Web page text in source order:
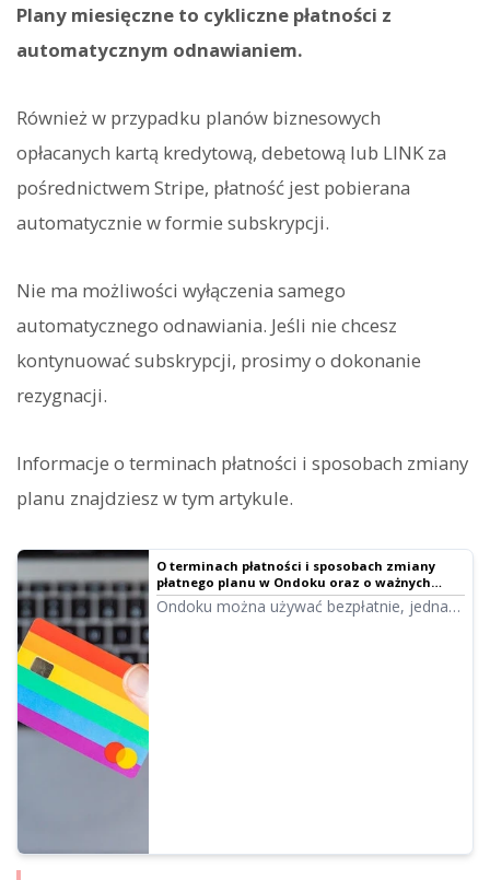
Plany miesięczne to cykliczne płatności z
automatycznym odnawianiem.
Również w przypadku planów biznesowych
opłacanych kartą kredytową, debetową lub LINK za
pośrednictwem Stripe, płatność jest pobierana
automatycznie w formie subskrypcji.
Nie ma możliwości wyłączenia samego
automatycznego odnawiania. Jeśli nie chcesz
kontynuować subskrypcji, prosimy o dokonanie
rezygnacji.
Informacje o terminach płatności i sposobach zmiany
planu znajdziesz w tym artykule.
O terminach płatności i sposobach zmiany
płatnego planu w Ondoku oraz o ważnych
uwagach | Oprogramowanie do czytania
tekstu Ondoku
Ondoku można używać bezpłatnie, jednak